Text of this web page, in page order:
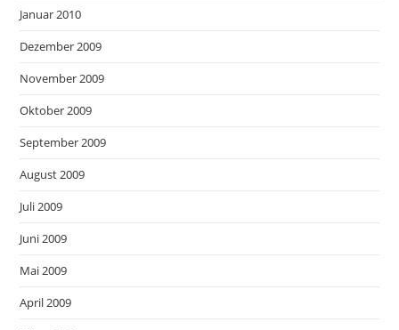
Januar 2010
Dezember 2009
November 2009
Oktober 2009
September 2009
August 2009
Juli 2009
Juni 2009
Mai 2009
April 2009